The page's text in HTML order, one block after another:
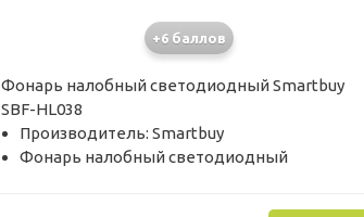
+6 баллов
Фонарь налобный светодиодный Smartbuy
SBF-HL038
Производитель: Smartbuy
Фонарь налобный светодиодный